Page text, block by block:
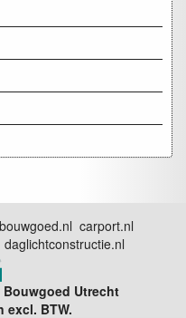
carport.nl
Utrecht
excl. BTW.